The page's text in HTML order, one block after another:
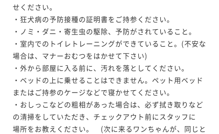
せください。
・狂犬病の予防接種の証明書をご持参ください。
・ノミ・ダニ・寄生虫の駆除、予防がされていること。
・室内でのトイレトレーニングができていること。(不安な
場合は、マナーおむつをはかせて下さい)
・外から部屋に入る前に、汚れを落としてください。
・ベッドの上に乗せることはできません。ペット用ベッド
またはご持参のケージなどで寝かせてください。
・おしっこなどの粗相があった場合は、必ず拭き取りなど
の清掃をしていただき、チェックアウト前にスタッフに
場所をお教えください。　(次に来るワンちゃんが、同じと